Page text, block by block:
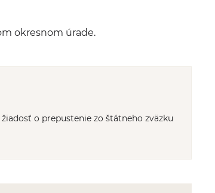
okresnom úrade.
o prepustenie zo štátneho zväzku